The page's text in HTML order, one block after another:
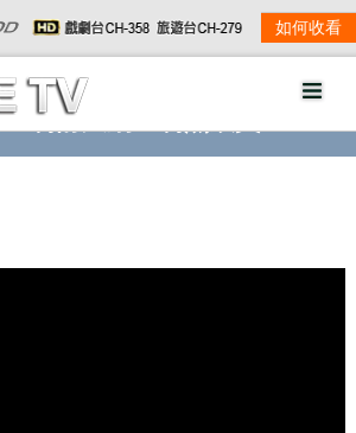
如何收看
劇情大綱